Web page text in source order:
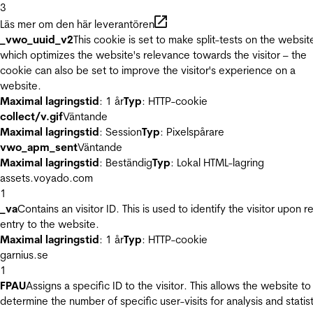
3
Läs mer om den här leverantören
_vwo_uuid_v2This cookie is set to make split-tests on the
which optimizes the website's relevance towards the visitor – the
cookie can also be set to improve the visitor's experience on a
website.
Maximal lagringstid: 1 årTyp: HTTP-cookie
collect/v.gifVäntande
Maximal lagringstid: SessionTyp: Pixelspårare
vwo_apm_sentVäntande
Maximal lagringstid: BeständigTyp: Lokal HTML-lagring
assets.voyado.com
1
_vaContains an visitor ID. This is used to identify the visitor upon
entry to the website.
Maximal lagringstid: 1 årTyp: HTTP-cookie
garnius.se
1
FPAUAssigns a specific ID to the visitor. This allows the website to
determine the number of specific user-visits for analysis and